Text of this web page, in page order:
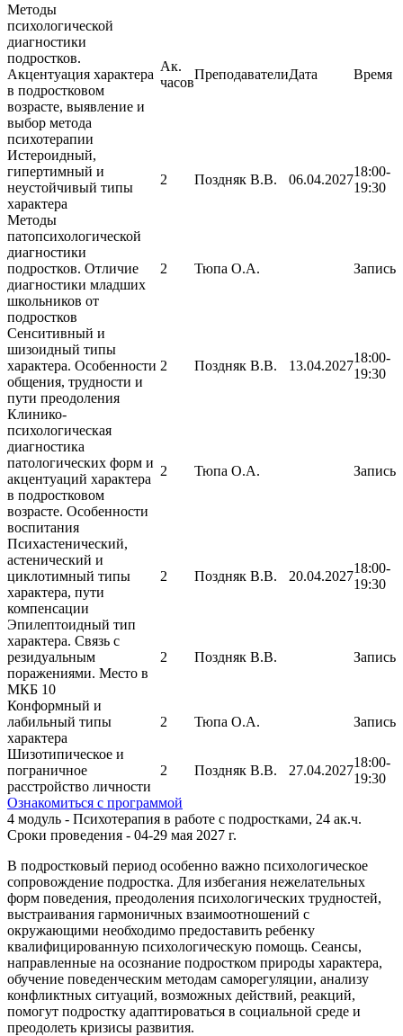
Методы
психологической
диагностики
подростков.
Акцентуация характера
в подростковом
возрасте, выявление и
выбор метода
психотерапии
Ак.
часов
ПреподавателиДата Время
Истероидный,
гипертимный и
неустойчивый типы
характера
2 Поздняк В.В. 06.04.2027
18:00-
19:30
Методы
патопсихологической
диагностики
подростков. Отличие
диагностики младших
школьников от
подростков
2 Тюпа О.А. Запись
Сенситивный и
шизоидный типы
характера. Особенности
общения, трудности и
пути преодоления
2 Поздняк В.В. 13.04.2027
18:00-
19:30
Клинико-
психологическая
диагностика
патологических форм и
акцентуаций характера
в подростковом
возрасте. Особенности
воспитания
2 Тюпа О.А. Запись
Психастенический,
астенический и
циклотимный типы
характера, пути
компенсации
2 Поздняк В.В. 20.04.2027
18:00-
19:30
Эпилептоидный тип
характера. Связь с
резидуальным
поражениями. Место в
МКБ 10
2 Поздняк В.В. Запись
Конформный и
лабильный типы
характера
2 Тюпа О.А. Запись
Шизотипическое и
пограничное
расстройство личности
2 Поздняк В.В. 27.04.2027
18:00-
19:30
Ознакомиться с программой
4 модуль - Психотерапия в работе с подростками, 24 ак.ч.
Сроки проведения - 04-29 мая 2027 г.
В подростковый период особенно важно психологическое
сопровождение подростка. Для избегания нежелательных
форм поведения, преодоления психологических трудностей,
выстраивания гармоничных взаимоотношений с
окружающими необходимо предоставить ребенку
квалифицированную психологическую помощь. Сеансы,
направленные на осознание подростком природы характера,
обучение поведенческим методам саморегуляции, анализу
конфликтных ситуаций, возможных действий, реакций,
помогут подростку адаптироваться в социальной среде и
преодолеть кризисы развития.